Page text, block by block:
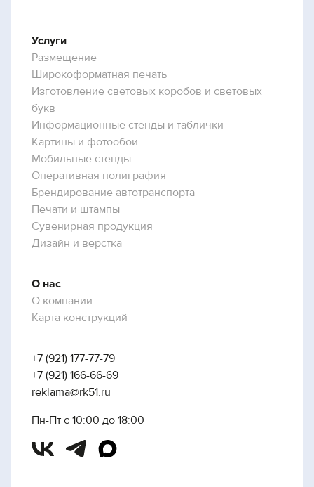
Услуги
Размещение
Широкоформатная печать
Изготовление световых коробов и световых
букв
Информационные стенды и таблички
Картины и фотообои
Мобильные стенды
Оперативная полиграфия
Брендирование автотранспорта
Печати и штампы
Сувенирная продукция
Дизайн и верстка
О нас
О компании
Карта конструкций
+7 (921) 177-77-79
+7 (921) 166-66-69
reklama@rk51.ru
Пн-Пт с 10:00 до 18:00